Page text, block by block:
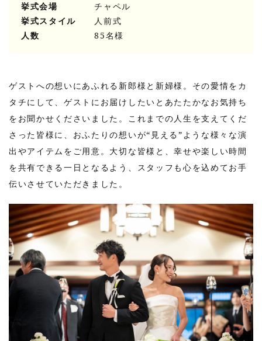
挙式会場
チャペル
挙式スタイル
人前式
人数
85名様
ゲストへの想いにあふれる新郎様と新婦様。その愛情をカ
タチにして、ゲストにお届けしたいとあたたかなお気持ち
をお聞かせくださいました。これまでの人生を支えてくだ
さった皆様に、おふたりの想いが“見える”ような様々な演
出やアイテムをご用意。大切な皆様と、幸せや楽しい時間
を共有できる一日となるよう、スタッフも心を込めてお手
伝いさせていただきました。